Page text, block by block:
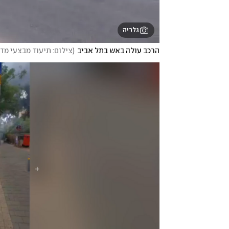
גלריה
הרכב עולה באש בתל אביב (צילום: תיעוד מבצעי